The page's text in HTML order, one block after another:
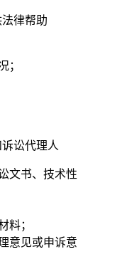
律帮助
；
讼代理人
文书、技术性
料；
意见或申诉意